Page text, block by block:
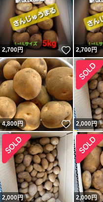
2,700円 いいね！
2,700円
4,800円 いいね！
2,000円
2,000円 2,000円